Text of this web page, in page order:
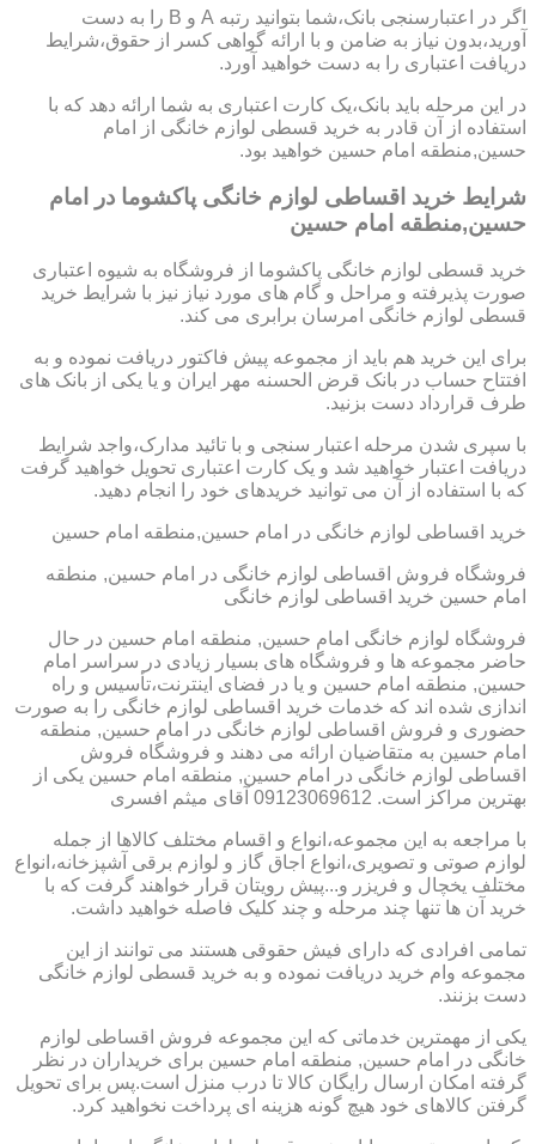
اگر در اعتبارسنجی بانک،شما بتوانید رتبه A و B را به دست
آورید،بدون نیاز به ضامن و با ارائه گواهی کسر از حقوق،شرایط
دریافت اعتباری را به دست خواهید آورد.
در این مرحله باید بانک،یک کارت اعتباری به شما ارائه دهد که با
استفاده از آن قادر به خرید قسطی لوازم خانگی از امام
حسین,منطقه امام حسین خواهید بود.
شرایط خرید اقساطی لوازم خانگی پاکشوما در امام
حسین,منطقه امام حسین
خرید قسطی لوازم خانگی پاکشوما از فروشگاه به شیوه اعتباری
صورت پذیرفته و مراحل و گام های مورد نیاز نیز با شرایط خرید
قسطی لوازم خانگی امرسان برابری می کند.
برای این خرید هم باید از مجموعه پیش فاکتور دریافت نموده و به
افتتاح حساب در بانک قرض الحسنه مهر ایران و یا یکی از بانک های
طرف قرارداد دست بزنید.
با سپری شدن مرحله اعتبار سنجی و با تائید مدارک،واجد شرایط
دریافت اعتبار خواهید شد و یک کارت اعتباری تحویل خواهید گرفت
که با استفاده از آن می توانید خریدهای خود را انجام دهید.
خرید اقساطی لوازم خانگی در امام حسین,منطقه امام حسین
فروشگاه فروش اقساطی لوازم خانگی در امام حسین, منطقه
امام حسین خرید اقساطی لوازم خانگی
فروشگاه لوازم خانگی امام حسین, منطقه امام حسین در حال
حاضر مجموعه ها و فروشگاه های بسیار زیادی در سراسر امام
حسین, منطقه امام حسین و یا در فضای اینترنت،تأسیس و راه
اندازی شده اند که خدمات خرید اقساطی لوازم خانگی را به صورت
حضوری و فروش اقساطی لوازم خانگی در امام حسین, منطقه
امام حسین به متقاضیان ارائه می دهند و فروشگاه فروش
اقساطی لوازم خانگی در امام حسین, منطقه امام حسین یکی از
بهترین مراکز است. 09123069612 آقای میثم افسری
با مراجعه به این مجموعه،انواع و اقسام مختلف کالاها از جمله
لوازم صوتی و تصویری،انواع اجاق گاز و لوازم برقی آشپزخانه،انواع
مختلف یخچال و فریزر و...پیش رویتان قرار خواهند گرفت که با
خرید آن ها تنها چند مرحله و چند کلیک فاصله خواهید داشت.
تمامی افرادی که دارای فیش حقوقی هستند می توانند از این
مجموعه وام خرید دریافت نموده و به خرید قسطی لوازم خانگی
دست بزنند.
یکی از مهمترین خدماتی که این مجموعه فروش اقساطی لوازم
خانگی در امام حسین, منطقه امام حسین برای خریداران در نظر
گرفته امکان ارسال رایگان کالا تا درب منزل است.پس برای تحویل
گرفتن کالاهای خود هیچ گونه هزینه ای پرداخت نخواهید کرد.